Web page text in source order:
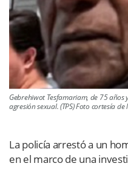
Gebrehiwot Tesfamariam, de 75
agresión sexual. (TPS) Foto cortesía de
La policía arrestó a un
en el marco de una